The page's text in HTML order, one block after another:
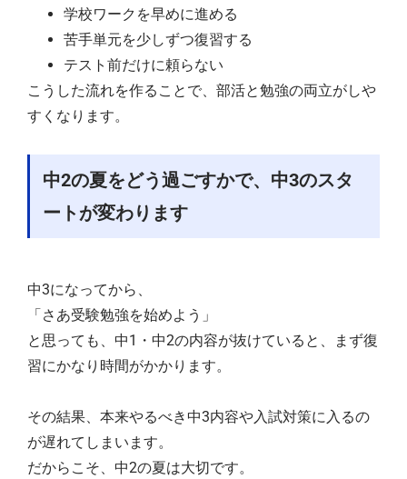
学校ワークを早めに進める
苦手単元を少しずつ復習する
テスト前だけに頼らない
こうした流れを作ることで、部活と勉強の両立がしや
すくなります。
中2の夏をどう過ごすかで、中3のスタ
ートが変わります
中3になってから、
「さあ受験勉強を始めよう」
と思っても、中1・中2の内容が抜けていると、まず復
習にかなり時間がかかります。
その結果、本来やるべき中3内容や入試対策に入るの
が遅れてしまいます。
だからこそ、中2の夏は大切です。